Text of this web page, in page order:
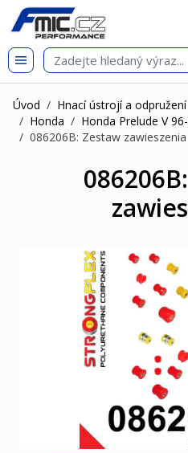
Přejít na obsah
git s
Úvod / Hnací ústrojí a odpružení
/ Honda / Honda Prelude V
/ 086206B: Zestaw zawieszenia